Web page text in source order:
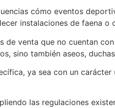
cómo eventos
instalaciones de faena o
venta que no cuentan
sino también aseos,
ya sea con un
las regulaciones